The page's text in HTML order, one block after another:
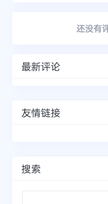
还没有
最新评论
友情链接
搜索